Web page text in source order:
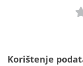
Korištenje